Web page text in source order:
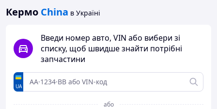
Кермо China в Україні
Введи номер авто, VIN або вибери зі
списку, щоб швидше знайти потрібні
запчастини
UA
або